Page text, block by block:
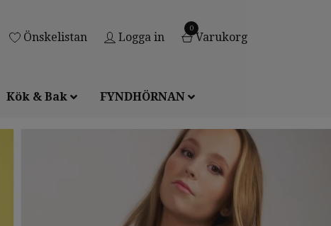
Önskelistan Logga in
0
Varukorg
Kök & Bak FYNDHÖRNAN